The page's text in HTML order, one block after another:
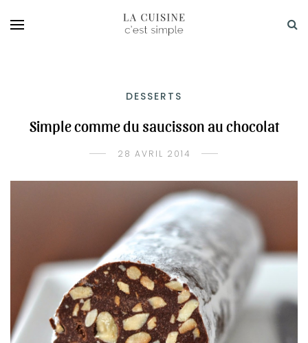
DESSERTS
Simple comme du saucisson au chocolat
28 AVRIL 2014